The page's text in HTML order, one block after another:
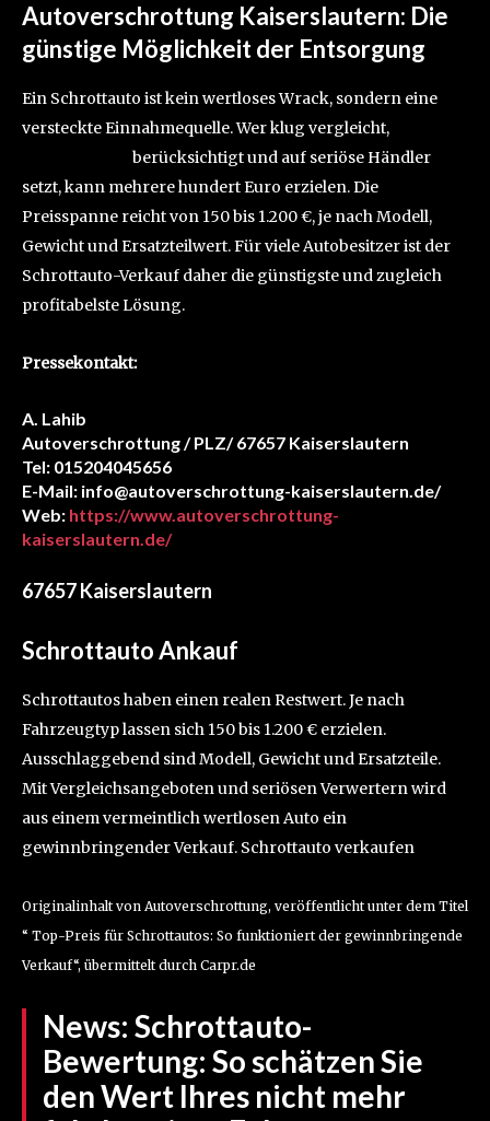
Autoverschrottung Kaiserslautern: Die
günstige Möglichkeit der Entsorgung
Ein Schrottauto ist kein wertloses Wrack, sondern eine
versteckte Einnahmequelle. Wer klug vergleicht,
berücksichtigt und auf seriöse Händler
setzt, kann mehrere hundert Euro erzielen. Die
Preisspanne reicht von 150 bis 1.200 €, je nach Modell,
Gewicht und Ersatzteilwert. Für viele Autobesitzer ist der
Schrottauto-Verkauf daher die günstigste und zugleich
profitabelste Lösung.
Pressekontakt:
A. Lahib
Autoverschrottung / PLZ/ 67657 Kaiserslautern
Tel: 015204045656
E-Mail: info@autoverschrottung-kaiserslautern.de/
Web: https://www.autoverschrottung-
kaiserslautern.de/
67657 Kaiserslautern
Schrottauto Ankauf
Schrottautos haben einen realen Restwert. Je nach
Fahrzeugtyp lassen sich 150 bis 1.200 € erzielen.
Ausschlaggebend sind Modell, Gewicht und Ersatzteile.
Mit Vergleichsangeboten und seriösen Verwertern wird
aus einem vermeintlich wertlosen Auto ein
gewinnbringender Verkauf. Schrottauto verkaufen
Originalinhalt von Autoverschrottung, veröffentlicht unter dem Titel
“ Top-Preis für Schrottautos: So funktioniert der gewinnbringende
Verkauf“, übermittelt durch Carpr.de
News: Schrottauto-
Bewertung: So schätzen Sie
den Wert Ihres nicht mehr